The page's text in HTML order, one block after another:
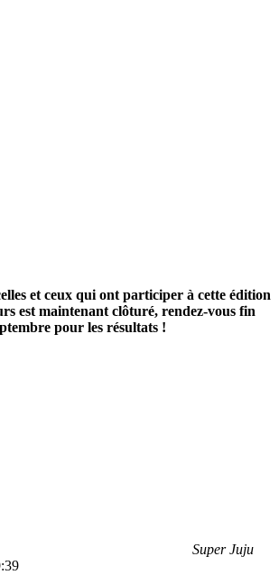
et ceux qui ont participer à cette édition
est maintenant clôturé, rendez-vous fin
pour les résultats !
Super Juju